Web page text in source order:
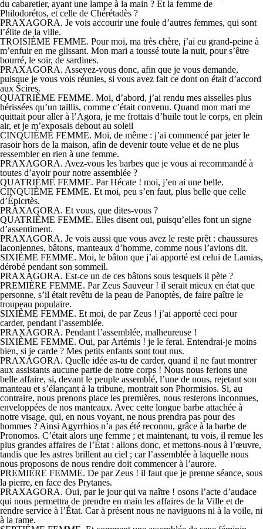
du cabaretier, ayant une lampe à la main ? Et la femme de
Philodorétos, et celle de Chérétadès ?
PRAXAGORA. Je vois accourir une foule d’autres femmes, qui sont
l’élite de la ville.
TROISIÈME FEMME. Pour moi, ma très chère, j’ai eu grand-peine à
m’enfuir en me glissant. Mon mari a toussé toute la nuit, pour s’être
bourré, le soir, de sardines.
PRAXAGORA. Asseyez-vous donc, afin que je vous demande,
puisque je vous vois réunies, si vous avez fait ce dont on était d’accord
aux Scires.
QUATRIÈME FEMME. Moi, d’abord, j’ai rendu mes aisselles plus
hérissées qu’un taillis, comme c’était convenu. Quand mon mari me
quittait pour aller à l’Agora, je me frottais d’huile tout le corps, en plein
air, et je m’exposais debout au soleil
CINQUIÈME FEMME. Moi, de même : j’ai commencé par jeter le
rasoir hors de la maison, afin de devenir toute velue et de ne plus
ressembler en rien à une femme.
PRAXAGORA. Avez-vous les barbes que je vous ai recommandé à
toutes d’avoir pour notre assemblée ?
QUATRIÈME FEMME. Par Hécate ! moi, j’en ai une belle.
CINQUIÈME FEMME. Et moi, peu s’en faut, plus belle que celle
d’Épicrtès.
PRAXAGORA. Et vous, que dites-vous ?
QUATRIÈME FEMME. Elles disent oui, puisqu’elles font un signe
d’assentiment.
PRAXAGORA. Je vois aussi que vous avez le reste prêt : chaussures
laconiennes, bâtons, manteaux d’homme, comme nous l’avions dit.
SIXIÈME FEMME. Moi, le bâton que j’ai apporté est celui de Lamias,
dérobé pendant son sommeil.
PRAXAGORA. Est-ce un de ces bâtons sous lesquels il pète ?
PREMIÈRE FEMME. Par Zeus Sauveur ! il serait mieux en état que
personne, s’il était revêtu de la peau de Panoptès, de faire paître le
troupeau populaire.
SIXIÈME FEMME. Et moi, de par Zeus ! j’ai apporté ceci pour
carder, pendant l’assemblée.
PRAXAGORA. Pendant l’assemblée, malheureuse !
SIXIÈME FEMME. Oui, par Artémis ! je le ferai. Entendrai-je moins
bien, si je carde ? Mes petits enfants sont tout nus.
PRAXAGORA. Quelle idée as-tu de carder, quand il ne faut montrer
aux assistants aucune partie de notre corps ! Nous nous ferions une
belle affaire, si, devant le peuple assemblé, l’une de nous, rejetant son
manteau et s’élançant à la tribune, montrait son Phormisios. Si, au
contraire, nous prenons place les premières, nous resterons inconnues,
enveloppées de nos manteaux. Avec cette longue barbe attachée à
notre visage, qui, en nous voyant, ne nous prendra pas pour des
hommes ? Ainsi Agyrrhios n’a pas été reconnu, grâce à la barbe de
Pronomos. C’était alors une femme ; et maintenant, tu vois, il remue les
plus grandes affaires de l’État : allons donc, et mettons-nous à l’œuvre,
tandis que les astres brillent au ciel ; car l’assemblée à laquelle nous
nous proposons de nous rendre doit commencer à l’aurore.
PREMIÈRE FEMME. De par Zeus ! il faut que je prenne séance, sous
la pierre, en face des Prytanes.
PRAXAGORA. Oui, par le jour qui va naître ! osons l’acte d’audace
qui nous permettra de prendre en main les affaires de la Ville et de
rendre service à l’État. Car à présent nous ne naviguons ni à la voile, ni
à la rame.